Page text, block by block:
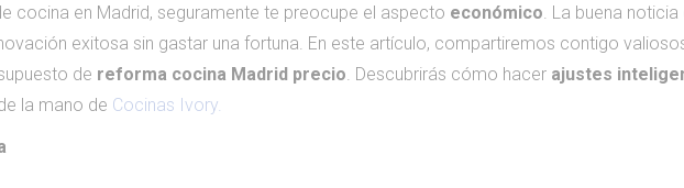
cocina en Madrid, seguramente te preocupe el aspecto económico . La buena
exitosa sin gastar una fortuna. En este artículo, compartiremos contigo
de reforma cocina Madrid precio . Descubrirás cómo hacer ajustes
la mano de Cocinas Ivory.